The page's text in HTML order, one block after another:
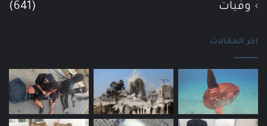
وفيات (641)
اخر المقالات